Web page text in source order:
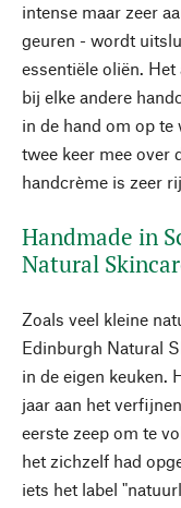
intense maar zeer
geuren - wordt
essentiële oliën.
bij elke andere
in de hand om op
twee keer mee over
handcrème is zeer
Handmade in
Natural
Zoals veel kleine
Edinburgh Natural
in de eigen keuken.
jaar aan het
eerste zeep om te
het zichzelf had
iets het label